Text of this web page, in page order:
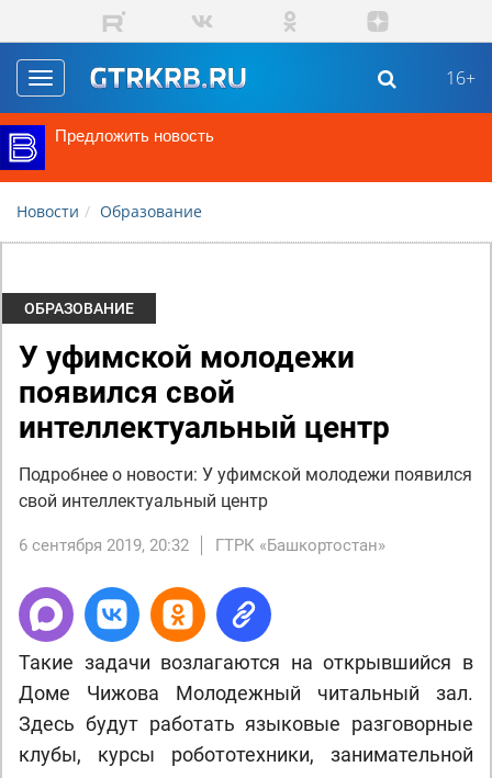
Перейти к основному содержанию
Toggle
navigation
16+
Предложить новость
Новости Образование
ОБРАЗОВАНИЕ
У уфимской молодежи
появился свой
интеллектуальный центр
Подробнее о новости: У уфимской молодежи появился
свой интеллектуальный центр
6 сентября 2019, 20:32 ГТРК «Башкортостан»
Такие задачи возлагаются на открывшийся в
Доме Чижова Молодежный читальный зал.
Здесь будут работать языковые разговорные
клубы, курсы робототехники, занимательной